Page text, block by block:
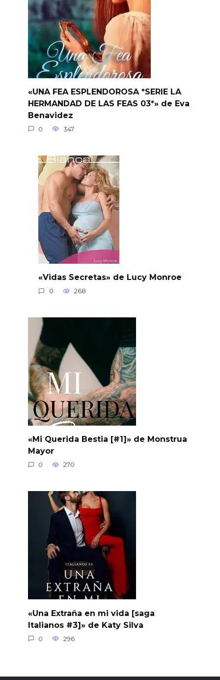
«UNA FEA ESPLENDOROSA *SERIE LA
HERMANDAD DE LAS FEAS 03*» de Eva
Benavidez
0 347
«Vidas Secretas» de Lucy Monroe
0 268
«Mi Querida Bestia [#1]» de Monstrua
Mayor
0 270
«Una Extraña en mi vida [saga
Italianos #3]» de Katy Silva
0 296